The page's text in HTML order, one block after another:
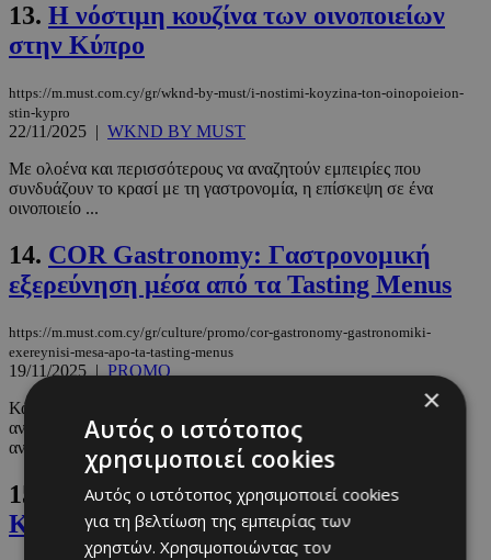
13. Η νόστιμη κουζίνα των οινοποιείων
στην Κύπρο
https://m.must.com.cy/gr/wknd-by-must/i-nostimi-koyzina-ton-oinopoieion-
stin-kypro
22/11/2025 | WKND BY MUST
Με ολοένα και περισσότερους να αναζητούν εμπειρίες που
συνδυάζουν το κρασί με τη γαστρονομία, η επίσκεψη σε ένα
οινοποιείο ...
14. COR Gastronomy: Γαστρονομική
εξερεύνηση μέσα από τα Tasting Menus
https://m.must.com.cy/gr/culture/promo/cor-gastronomy-gastronomiki-
exereynisi-mesa-apo-ta-tasting-menus
19/11/2025 | PROMO
Κάθε μενού στο COR Gastronomy είναι μια πρόσκληση για να
ανακαλύψετε νέες γεύσεις και να ζήσετε μια εμπειρία που
ανανεώνεται ...
15.
6 οινογευστικές αποδράσεις στην
Κύπρο για το Πάσχα
×
Αυτός ο ιστότοπος
χρησιμοποιεί cookies
Αυτός ο ιστότοπος χρησιμοποιεί cookies
για τη βελτίωση της εμπειρίας των
χρηστών. Χρησιμοποιώντας τον